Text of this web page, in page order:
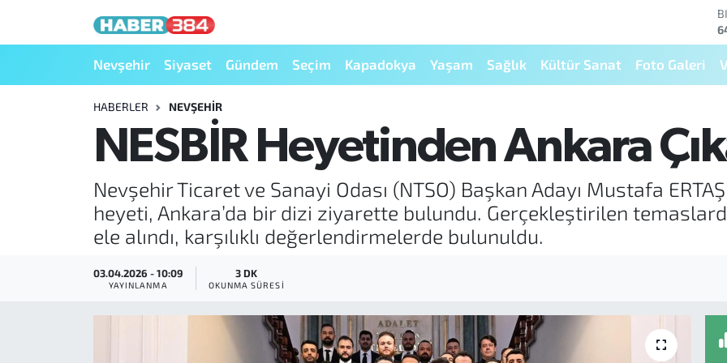
Nevşehir Siyaset Gündem Seçim Kapadokya Yaşam Sağlık Kültür Sanat Foto Galeri
HABERLER NEVŞEHIR
NESBİR Heyetinden Ankara
Nevşehir Ticaret ve Sanayi Odası (NTSO) Başkan Adayı Mustafa
heyeti, Ankara’da bir dizi ziyarette bulundu. Gerçekleştirilen
ele alındı, karşılıklı değerlendirmelerde bulunuldu.
03.04.2026 - 10:09
YAYINLANMA
3 DK
OKUNMA SÜRESI
Nöbetçi Eczaneler
Hava Durumu
Trafik Durumu
Süper Lig Puan Durumu ve Fikstür
Tüm Manşetler
Son Dakika Haberleri